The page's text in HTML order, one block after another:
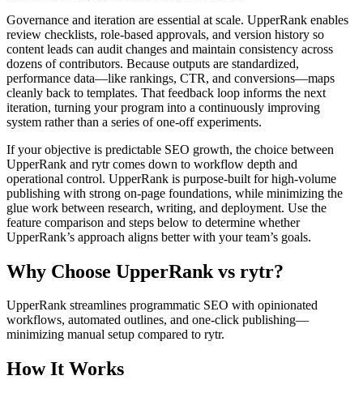
Governance and iteration are essential at scale. UpperRank enables
review checklists, role‑based approvals, and version history so
content leads can audit changes and maintain consistency across
dozens of contributors. Because outputs are standardized,
performance data—like rankings, CTR, and conversions—maps
cleanly back to templates. That feedback loop informs the next
iteration, turning your program into a continuously improving
system rather than a series of one‑off experiments.
If your objective is predictable SEO growth, the choice between
UpperRank and rytr comes down to workflow depth and
operational control. UpperRank is purpose‑built for high‑volume
publishing with strong on‑page foundations, while minimizing the
glue work between research, writing, and deployment. Use the
feature comparison and steps below to determine whether
UpperRank’s approach aligns better with your team’s goals.
Why Choose UpperRank vs rytr?
UpperRank streamlines programmatic SEO with opinionated
workflows, automated outlines, and one-click publishing—
minimizing manual setup compared to rytr.
How It Works